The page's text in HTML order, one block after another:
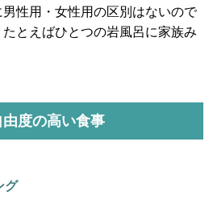
性用・女性用の区別はないので
とえばひとつの岩風呂に家族み
度の高い食事
グ